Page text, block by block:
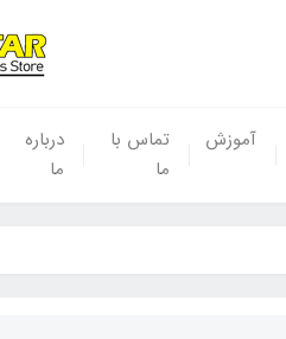
آموزش
تماس با
ما
درباره
ما